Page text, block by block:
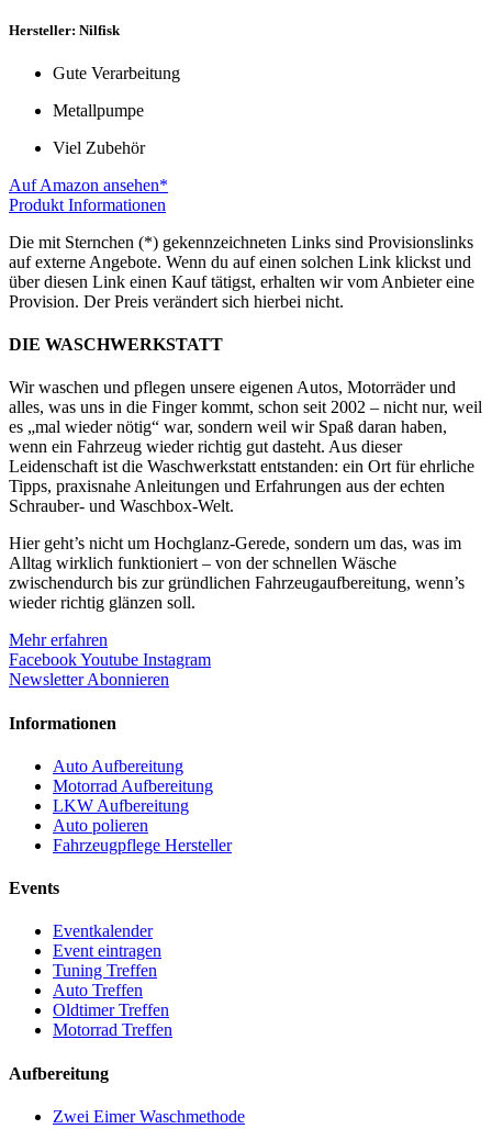
Hersteller: Nilfisk
Gute Verarbeitung
Metallpumpe
Viel Zubehör
Auf Amazon ansehen*
Produkt Informationen
Die mit Sternchen (*) gekennzeichneten Links sind Provisionslinks
auf externe Angebote. Wenn du auf einen solchen Link klickst und
über diesen Link einen Kauf tätigst, erhalten wir vom Anbieter eine
Provision. Der Preis verändert sich hierbei nicht.
DIE WASCHWERKSTATT
Wir waschen und pflegen unsere eigenen Autos, Motorräder und
alles, was uns in die Finger kommt, schon seit 2002 – nicht nur, weil
es „mal wieder nötig“ war, sondern weil wir Spaß daran haben,
wenn ein Fahrzeug wieder richtig gut dasteht. Aus dieser
Leidenschaft ist die Waschwerkstatt entstanden: ein Ort für ehrliche
Tipps, praxisnahe Anleitungen und Erfahrungen aus der echten
Schrauber- und Waschbox-Welt.
Hier geht’s nicht um Hochglanz-Gerede, sondern um das, was im
Alltag wirklich funktioniert – von der schnellen Wäsche
zwischendurch bis zur gründlichen Fahrzeugaufbereitung, wenn’s
wieder richtig glänzen soll.
Mehr erfahren
FacebookYoutube Instagram
Newsletter Abonnieren
Informationen
Auto Aufbereitung
Motorrad Aufbereitung
LKW Aufbereitung
Auto polieren
Fahrzeugpflege Hersteller
Events
Eventkalender
Event eintragen
Tuning Treffen
Auto Treffen
Oldtimer Treffen
Motorrad Treffen
Aufbereitung
Zwei Eimer Waschmethode